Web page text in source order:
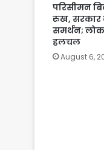
परिसीमन
रुख, सरकार
समर्थन;
हलचल
August 6,